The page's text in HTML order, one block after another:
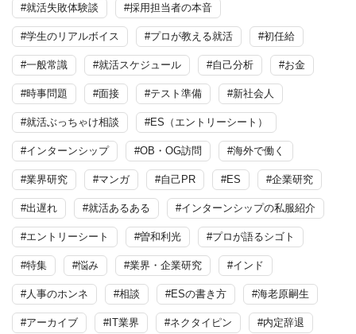
#就活失敗体験談 #採用担当者の本音
#学生のリアルボイス #プロが教える就活 #初任給
#一般常識 #就活スケジュール #自己分析 #お金
#時事問題 #面接 #テスト準備 #新社会人
#就活ぶっちゃけ相談 #ES（エントリーシート）
#インターンシップ #OB・OG訪問 #海外で働く
#業界研究 #マンガ #自己PR #ES #企業研究
#出遅れ #就活あるある #インターンシップの私服紹介
#エントリーシート #曽和利光 #プロが語るシゴト
#特集 #悩み #業界・企業研究 #インド
#人事のホンネ #相談 #ESの書き方 #海老原嗣生
#アーカイブ #IT業界 #ネクタイピン #内定辞退